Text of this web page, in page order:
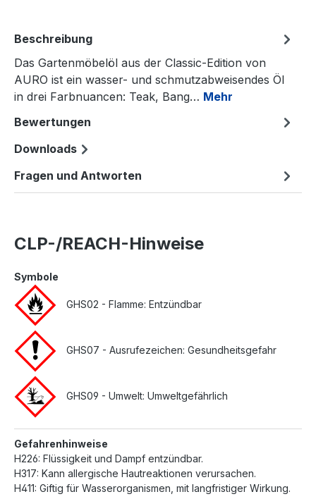
Beschreibung
Das Gartenmöbelöl aus der Classic-Edition von
AURO ist ein wasser- und schmutzabweisendes Öl
in drei Farbnuancen: Teak, Bang… Mehr
Bewertungen
Downloads
Fragen und Antworten
CLP-/REACH-Hinweise
Symbole
GHS02 - Flamme: Entzündbar
GHS07 - Ausrufezeichen: Gesundheitsgefahr
GHS09 - Umwelt: Umweltgefährlich
Gefahrenhinweise
H226: Flüssigkeit und Dampf entzündbar.
H317: Kann allergische Hautreaktionen verursachen.
H411: Giftig für Wasserorganismen, mit langfristiger Wirkung.